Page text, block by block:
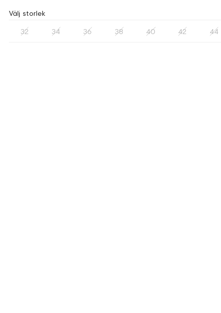
Välj storlek
32 34 36 38 40 42 44